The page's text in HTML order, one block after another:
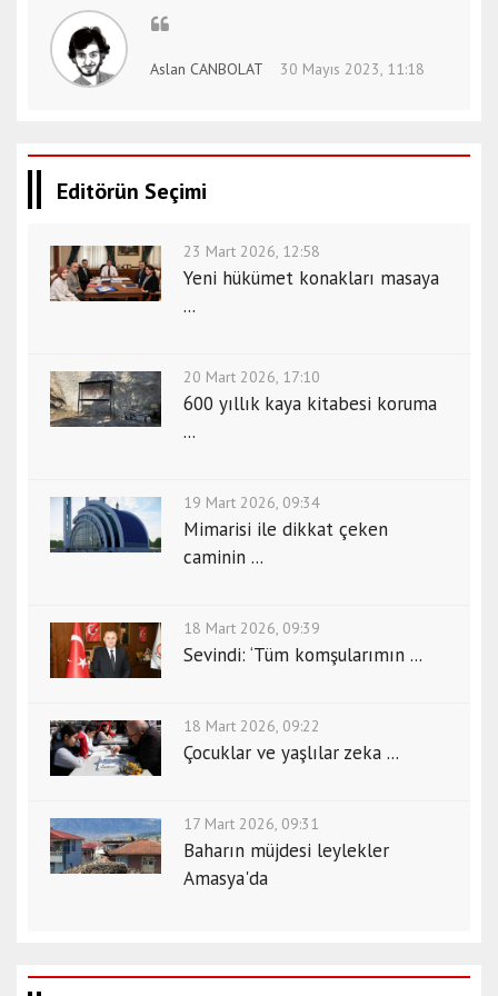
Aslan CANBOLAT 30 Mayıs 2023, 11:18
Editörün Seçimi
23 Mart 2026, 12:58
Yeni hükümet konakları masaya
...
20 Mart 2026, 17:10
600 yıllık kaya kitabesi koruma
...
19 Mart 2026, 09:34
Mimarisi ile dikkat çeken
caminin ...
18 Mart 2026, 09:39
Sevindi: ‘Tüm komşularımın ...
18 Mart 2026, 09:22
Çocuklar ve yaşlılar zeka ...
17 Mart 2026, 09:31
Baharın müjdesi leylekler
Amasya'da